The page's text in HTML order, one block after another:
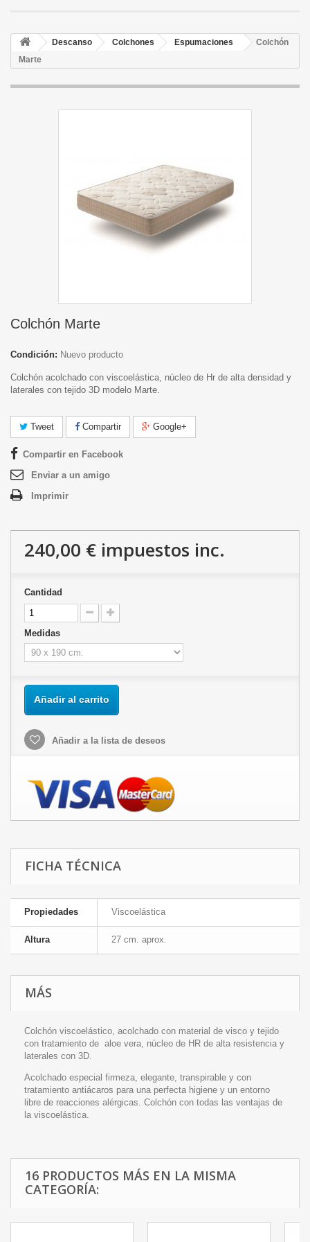
Descanso Colchones Espumaciones
Colchón
Marte
Colchón Marte
Condición: Nuevo producto
Colchón acolchado con viscoelástica, núcleo de Hr de alta densidad y
laterales con tejido 3D modelo Marte.
Tweet Compartir Google+
Compartir en Facebook
Enviar a un amigo
Imprimir
240,00 € impuestos inc.
Cantidad
Medidas
Añadir al carrito
Añadir a la lista de deseos
FICHA TÉCNICA
Propiedades Viscoelástica
Altura 27 cm. aprox.
MÁS
Colchón viscoelástico, acolchado con material de visco y tejido
con tratamiento de aloe vera, núcleo de HR de alta resistencia y
laterales con 3D.
Acolchado especial firmeza, elegante, transpirable y con
tratamiento antiácaros para una perfecta higiene y un entorno
libre de reacciones alérgicas. Colchón con todas las ventajas de
la viscoelástica.
16 PRODUCTOS MÁS EN LA MISMA
CATEGORÍA: